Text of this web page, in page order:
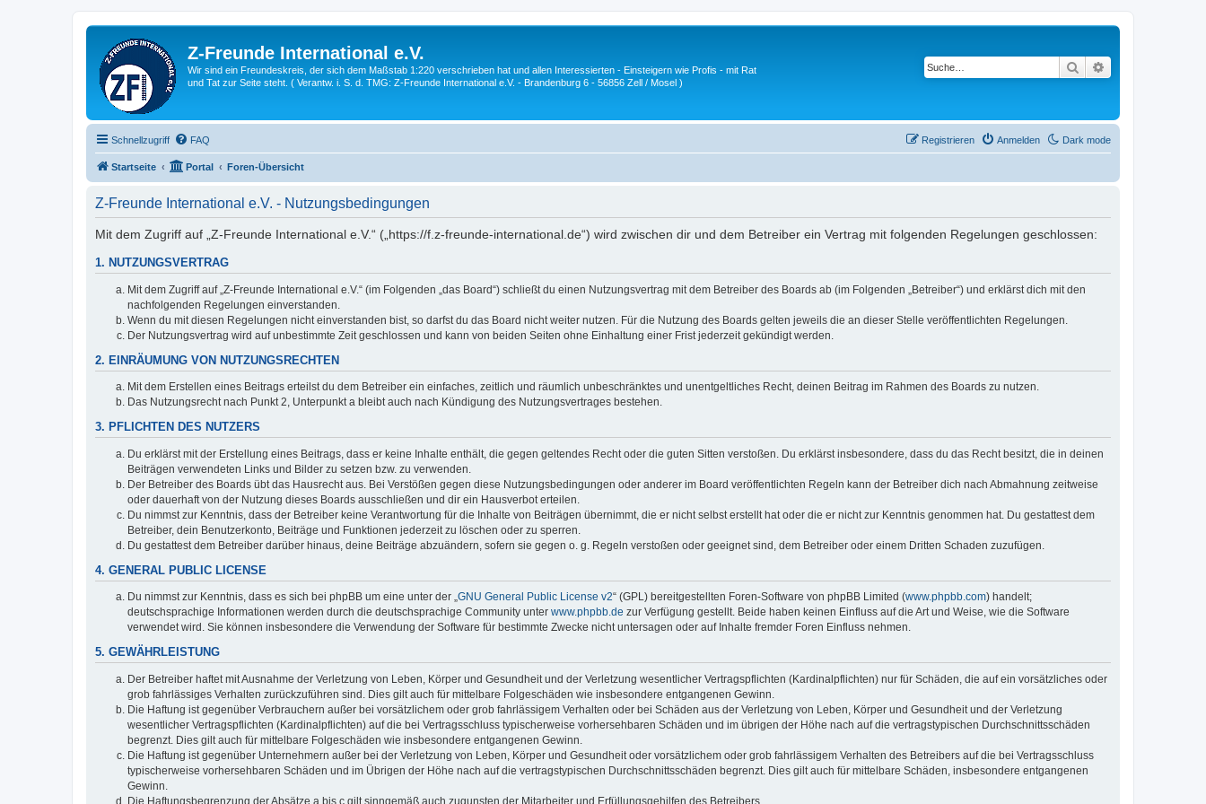
Z-Freunde International e.V.
Wir sind ein Freundeskreis, der sich dem Maßstab 1:220 verschrieben hat und allen Interessierten - Einsteigern wie Profis - mit Rat
und Tat zur Seite steht. ( Verantw. i. S. d. TMG: Z-Freunde International e.V. - Brandenburg 6 - 56856 Zell / Mosel )
Suche
Schnellzugriff Dark mode
FAQ Anmelden
Registrieren
Startseite Portal Foren-Übersicht
Z-Freunde International e.V. - Nutzungsbedingungen
Mit dem Zugriff auf „Z-Freunde International e.V.“ („https://f.z-freunde-international.de“) wird zwischen dir und dem Betreiber ein Vertrag mit folgenden Regelungen geschlossen:
1. NUTZUNGSVERTRAG
Mit dem Zugriff auf „Z-Freunde International e.V.“ (im Folgenden „das Board“) schließt du einen Nutzungsvertrag mit dem Betreiber des Boards ab (im Folgenden „Betreiber“) und erklärst dich mit den
nachfolgenden Regelungen einverstanden.
Wenn du mit diesen Regelungen nicht einverstanden bist, so darfst du das Board nicht weiter nutzen. Für die Nutzung des Boards gelten jeweils die an dieser Stelle veröffentlichten Regelungen.
Der Nutzungsvertrag wird auf unbestimmte Zeit geschlossen und kann von beiden Seiten ohne Einhaltung einer Frist jederzeit gekündigt werden.
2. EINRÄUMUNG VON NUTZUNGSRECHTEN
Mit dem Erstellen eines Beitrags erteilst du dem Betreiber ein einfaches, zeitlich und räumlich unbeschränktes und unentgeltliches Recht, deinen Beitrag im Rahmen des Boards zu nutzen.
Das Nutzungsrecht nach Punkt 2, Unterpunkt a bleibt auch nach Kündigung des Nutzungsvertrages bestehen.
3. PFLICHTEN DES NUTZERS
Du erklärst mit der Erstellung eines Beitrags, dass er keine Inhalte enthält, die gegen geltendes Recht oder die guten Sitten verstoßen. Du erklärst insbesondere, dass du das Recht besitzt, die in deinen
Beiträgen verwendeten Links und Bilder zu setzen bzw. zu verwenden.
Der Betreiber des Boards übt das Hausrecht aus. Bei Verstößen gegen diese Nutzungsbedingungen oder anderer im Board veröffentlichten Regeln kann der Betreiber dich nach Abmahnung zeitweise
oder dauerhaft von der Nutzung dieses Boards ausschließen und dir ein Hausverbot erteilen.
Du nimmst zur Kenntnis, dass der Betreiber keine Verantwortung für die Inhalte von Beiträgen übernimmt, die er nicht selbst erstellt hat oder die er nicht zur Kenntnis genommen hat. Du gestattest dem
Betreiber, dein Benutzerkonto, Beiträge und Funktionen jederzeit zu löschen oder zu sperren.
Du gestattest dem Betreiber darüber hinaus, deine Beiträge abzuändern, sofern sie gegen o. g. Regeln verstoßen oder geeignet sind, dem Betreiber oder einem Dritten Schaden zuzufügen.
4. GENERAL PUBLIC LICENSE
Du nimmst zur Kenntnis, dass es sich bei phpBB um eine unter der „GNU General Public License v2“ (GPL) bereitgestellten Foren-Software von phpBB Limited (www.phpbb.com) handelt;
deutschsprachige Informationen werden durch die deutschsprachige Community unter www.phpbb.de zur Verfügung gestellt. Beide haben keinen Einfluss auf die Art und Weise, wie die Software
verwendet wird. Sie können insbesondere die Verwendung der Software für bestimmte Zwecke nicht untersagen oder auf Inhalte fremder Foren Einfluss nehmen.
5. GEWÄHRLEISTUNG
Der Betreiber haftet mit Ausnahme der Verletzung von Leben, Körper und Gesundheit und der Verletzung wesentlicher Vertragspflichten (Kardinalpflichten) nur für Schäden, die auf ein vorsätzliches oder
grob fahrlässiges Verhalten zurückzuführen sind. Dies gilt auch für mittelbare Folgeschäden wie insbesondere entgangenen Gewinn.
Die Haftung ist gegenüber Verbrauchern außer bei vorsätzlichem oder grob fahrlässigem Verhalten oder bei Schäden aus der Verletzung von Leben, Körper und Gesundheit und der Verletzung
wesentlicher Vertragspflichten (Kardinalpflichten) auf die bei Vertragsschluss typischerweise vorhersehbaren Schäden und im übrigen der Höhe nach auf die vertragstypischen Durchschnittsschäden
begrenzt. Dies gilt auch für mittelbare Folgeschäden wie insbesondere entgangenen Gewinn.
Die Haftung ist gegenüber Unternehmern außer bei der Verletzung von Leben, Körper und Gesundheit oder vorsätzlichem oder grob fahrlässigem Verhalten des Betreibers auf die bei Vertragsschluss
typischerweise vorhersehbaren Schäden und im Übrigen der Höhe nach auf die vertragstypischen Durchschnittsschäden begrenzt. Dies gilt auch für mittelbare Schäden, insbesondere entgangenen
Gewinn.
Die Haftungsbegrenzung der Absätze a bis c gilt sinngemäß auch zugunsten der Mitarbeiter und Erfüllungsgehilfen des Betreibers.